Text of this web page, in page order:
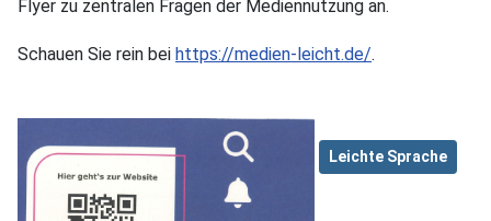
Flyer zu zentralen Fragen der Mediennutzung an.
Schauen Sie rein bei https://medien-leicht.de/.
Leichte Sprache